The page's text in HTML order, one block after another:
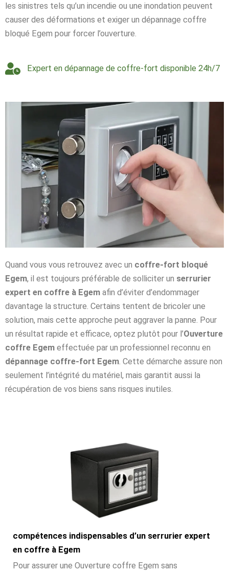
les sinistres tels qu’un incendie ou une inondation peuvent
causer des déformations et exiger un dépannage coffre
bloqué Egem pour forcer l’ouverture.
Expert en dépannage de coffre-fort disponible 24h/7
Quand vous vous retrouvez avec un coffre-fort bloqué
Egem, il est toujours préférable de solliciter un serrurier
expert en coffre à Egem afin d’éviter d’endommager
davantage la structure. Certains tentent de bricoler une
solution, mais cette approche peut aggraver la panne. Pour
un résultat rapide et efficace, optez plutôt pour l’Ouverture
coffre Egem effectuée par un professionnel reconnu en
dépannage coffre-fort Egem. Cette démarche assure non
seulement l’intégrité du matériel, mais garantit aussi la
récupération de vos biens sans risques inutiles.
compétences indispensables d’un serrurier expert
en coffre à Egem
Pour assurer une Ouverture coffre Egem sans